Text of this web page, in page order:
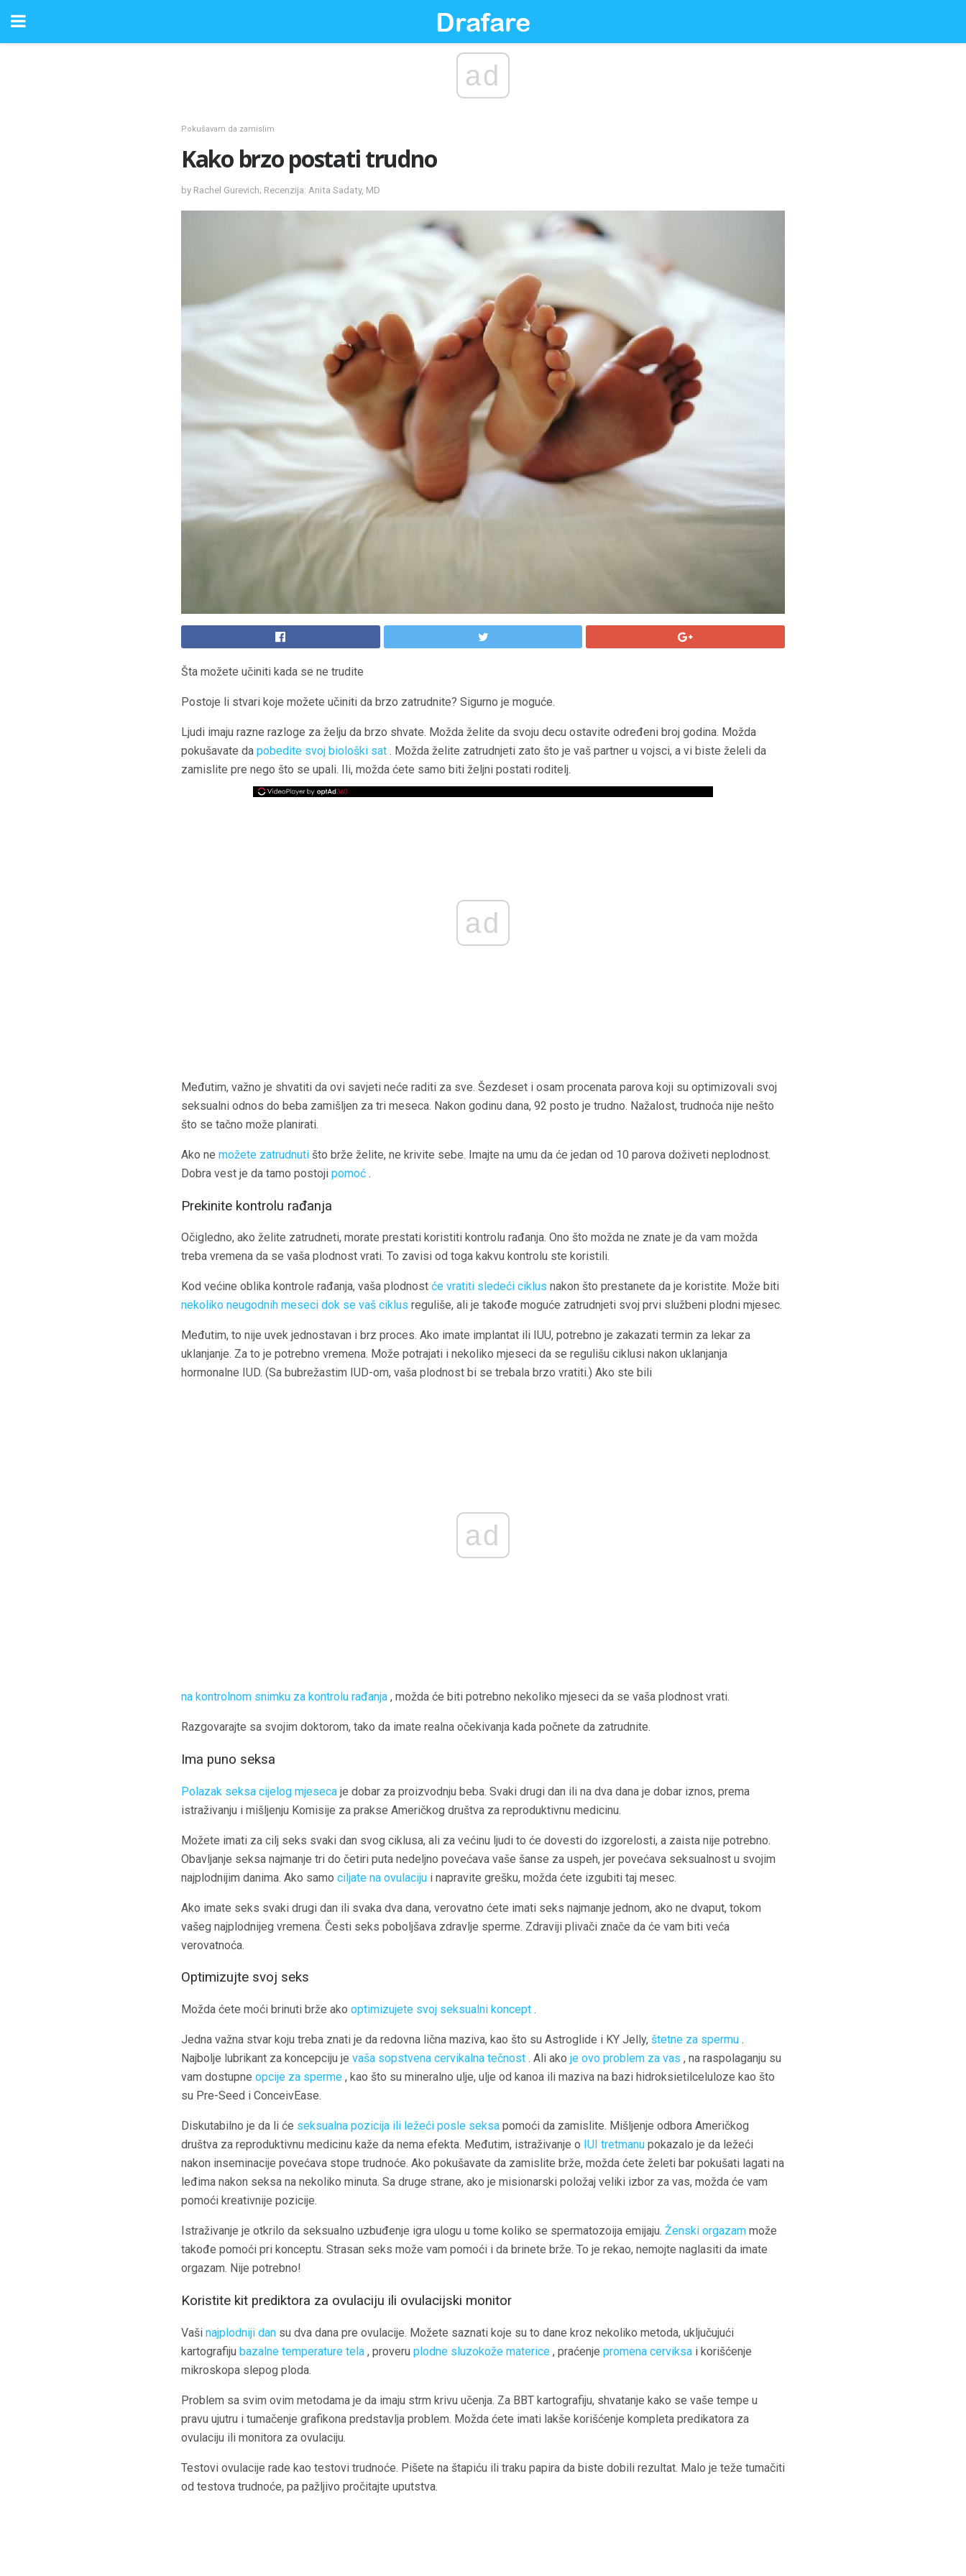
ad
Pokušavam da zamislim
Kako brzo postati trudno
by Rachel Gurevich; Recenzija: Anita Sadaty, MD
Šta možete učiniti kada se ne trudite
Postoje li stvari koje možete učiniti da brzo zatrudnite? Sigurno je moguće.
Ljudi imaju razne razloge za želju da brzo shvate. Možda želite da svoju decu ostavite određeni broj godina. Možda
pokušavate da pobedite svoj biološki sat . Možda želite zatrudnjeti zato što je vaš partner u vojsci, a vi biste želeli da
zamislite pre nego što se upali. Ili, možda ćete samo biti željni postati roditelj.
ad
Međutim, važno je shvatiti da ovi savjeti neće raditi za sve. Šezdeset i osam procenata parova koji su optimizovali svoj
seksualni odnos do beba zamišljen za tri meseca. Nakon godinu dana, 92 posto je trudno. Nažalost, trudnoća nije nešto
što se tačno može planirati.
Ako ne možete zatrudnuti što brže želite, ne krivite sebe. Imajte na umu da će jedan od 10 parova doživeti neplodnost.
Dobra vest je da tamo postoji pomoć .
Prekinite kontrolu rađanja
Očigledno, ako želite zatrudneti, morate prestati koristiti kontrolu rađanja. Ono što možda ne znate je da vam možda
treba vremena da se vaša plodnost vrati. To zavisi od toga kakvu kontrolu ste koristili.
Kod većine oblika kontrole rađanja, vaša plodnost će vratiti sledeći ciklus nakon što prestanete da je koristite. Može biti
nekoliko neugodnih meseci dok se vaš ciklus reguliše, ali je takođe moguće zatrudnjeti svoj prvi službeni plodni mjesec.
Međutim, to nije uvek jednostavan i brz proces. Ako imate implantat ili IUU, potrebno je zakazati termin za lekar za
uklanjanje. Za to je potrebno vremena. Može potrajati i nekoliko mjeseci da se regulišu ciklusi nakon uklanjanja
hormonalne IUD. (Sa bubrežastim IUD-om, vaša plodnost bi se trebala brzo vratiti.) Ako ste bili
ad
na kontrolnom snimku za kontrolu rađanja , možda će biti potrebno nekoliko mjeseci da se vaša plodnost vrati.
Razgovarajte sa svojim doktorom, tako da imate realna očekivanja kada počnete da zatrudnite.
Ima puno seksa
Polazak seksa cijelog mjeseca je dobar za proizvodnju beba. Svaki drugi dan ili na dva dana je dobar iznos, prema
istraživanju i mišljenju Komisije za prakse Američkog društva za reproduktivnu medicinu.
Možete imati za cilj seks svaki dan svog ciklusa, ali za većinu ljudi to će dovesti do izgorelosti, a zaista nije potrebno.
Obavljanje seksa najmanje tri do četiri puta nedeljno povećava vaše šanse za uspeh, jer povećava seksualnost u svojim
najplodnijim danima. Ako samo ciljate na ovulaciju i napravite grešku, možda ćete izgubiti taj mesec.
Ako imate seks svaki drugi dan ili svaka dva dana, verovatno ćete imati seks najmanje jednom, ako ne dvaput, tokom
vašeg najplodnijeg vremena. Česti seks poboljšava zdravlje sperme. Zdraviji plivači znače da će vam biti veća
verovatnoća.
Optimizujte svoj seks
Možda ćete moći brinuti brže ako optimizujete svoj seksualni koncept .
Jedna važna stvar koju treba znati je da redovna lična maziva, kao što su Astroglide i KY Jelly, štetne za spermu .
Najbolje lubrikant za koncepciju je vaša sopstvena cervikalna tečnost . Ali ako je ovo problem za vas , na raspolaganju su
vam dostupne opcije za sperme , kao što su mineralno ulje, ulje od kanoa ili maziva na bazi hidroksietilceluloze kao što
su Pre-Seed i ConceivEase.
Diskutabilno je da li će seksualna pozicija ili ležeći posle seksa pomoći da zamislite. Mišljenje odbora Američkog
društva za reproduktivnu medicinu kaže da nema efekta. Međutim, istraživanje o IUI tretmanu pokazalo je da ležeći
nakon inseminacije povećava stope trudnoće. Ako pokušavate da zamislite brže, možda ćete želeti bar pokušati lagati na
leđima nakon seksa na nekoliko minuta. Sa druge strane, ako je misionarski položaj veliki izbor za vas, možda će vam
pomoći kreativnije pozicije.
Istraživanje je otkrilo da seksualno uzbuđenje igra ulogu u tome koliko se spermatozoija emijaju. Ženski orgazam može
takođe pomoći pri konceptu. Strasan seks može vam pomoći i da brinete brže. To je rekao, nemojte naglasiti da imate
orgazam. Nije potrebno!
Koristite kit prediktora za ovulaciju ili ovulacijski monitor
Vaši najplodniji dan su dva dana pre ovulacije. Možete saznati koje su to dane kroz nekoliko metoda, uključujući
kartografiju bazalne temperature tela , proveru plodne sluzokože materice , praćenje promena cerviksa i korišćenje
mikroskopa slepog ploda.
Problem sa svim ovim metodama je da imaju strm krivu učenja. Za BBT kartografiju, shvatanje kako se vaše tempe u
pravu ujutru i tumačenje grafikona predstavlja problem. Možda ćete imati lakše korišćenje kompleta predikatora za
ovulaciju ili monitora za ovulaciju.
Testovi ovulacije rade kao testovi trudnoće. Pišete na štapiću ili traku papira da biste dobili rezultat. Malo je teže tumačiti
od testova trudnoće, pa pažljivo pročitajte uputstva.